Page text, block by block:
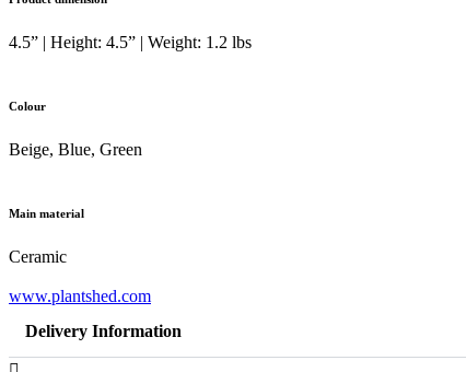
4.5” | Height: 4.5” | Weight: 1.2 lbs
Colour
Beige, Blue, Green
Main material
Ceramic
www.plantshed.com
Delivery Information